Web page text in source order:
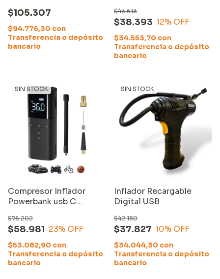
sin CARGADOR ni
BATERÍA
$105.307
$94.776,30 con
Transferencia o depósito
bancario
$38.393
$43.613
12% OFF
$34.553,70 con
Transferencia o depósito
bancario
SIN STOCK
Compresor Inflador
Powerbank usb C
Bicicletas Equus
$58.981
$76.202
23% OFF
$53.082,90 con
Transferencia o depósito
bancario
SIN STOCK
Inflador Recargable
Digital USB
$37.827
$42.180
10% OFF
$34.044,30 con
Transferencia o depósito
bancario